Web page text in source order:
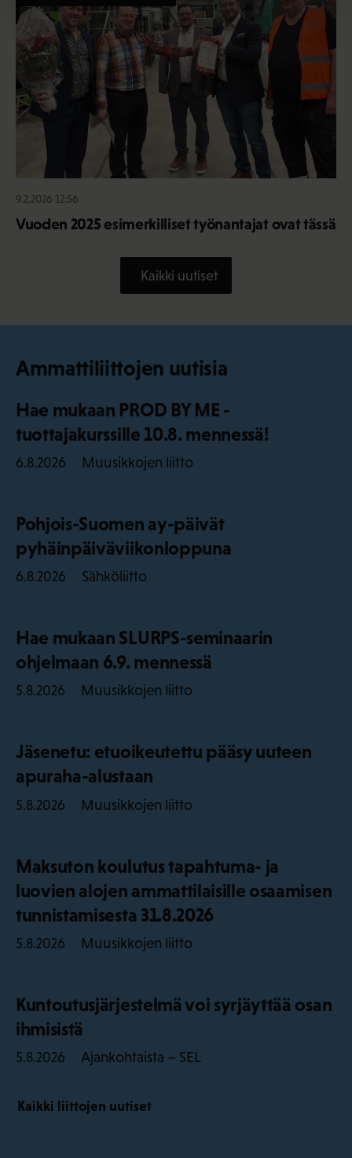
9.2.2026 12:56
Vuoden 2025 esimerkilliset työnantajat ovat tässä
Kaikki uutiset
Ammattiliittojen uutisia
Hae mukaan PROD BY ME -
tuottajakurssille 10.8. mennessä!
6.8.2026 Muusikkojen liitto
Pohjois-Suomen ay-päivät
pyhäinpäiväviikonloppuna
6.8.2026 Sähköliitto
Hae mukaan SLURPS-seminaarin
ohjelmaan 6.9. mennessä
5.8.2026 Muusikkojen liitto
Jäsenetu: etuoikeutettu pääsy uuteen
apuraha-alustaan
5.8.2026 Muusikkojen liitto
Maksuton koulutus tapahtuma- ja
luovien alojen ammattilaisille osaamisen
tunnistamisesta 31.8.2026
5.8.2026 Muusikkojen liitto
Kuntoutusjärjestelmä voi syrjäyttää osan
ihmisistä
5.8.2026 Ajankohtaista – SEL
Kaikki liittojen uutiset